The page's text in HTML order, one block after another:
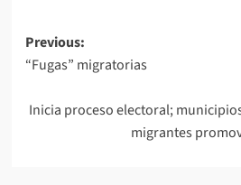
Post
navigation
Previous:
“Fugas” migratorias
Inicia proceso electoral;
migrantes